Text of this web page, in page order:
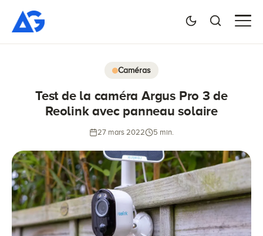
Caméras
Test de la caméra Argus Pro 3 de
Reolink avec panneau solaire
27 mars 2022 5 min.